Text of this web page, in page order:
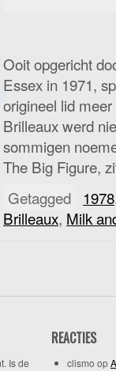
Ooit opgericht
Essex in 1971,
origineel lid
Brilleaux werd
sommigen
The Big Figure,
Getagged
1978
Brilleaux, Milk
Is de
REACTIES
clismo op